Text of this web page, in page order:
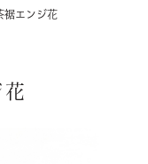
裾エンジ花